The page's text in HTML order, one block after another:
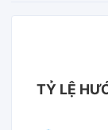
TỶ LỆ